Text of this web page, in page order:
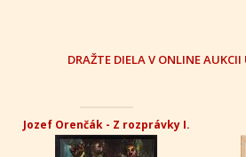
DRAŽTE DIELA V ONLINE
Jozef Orenčák - Z rozprávky I.